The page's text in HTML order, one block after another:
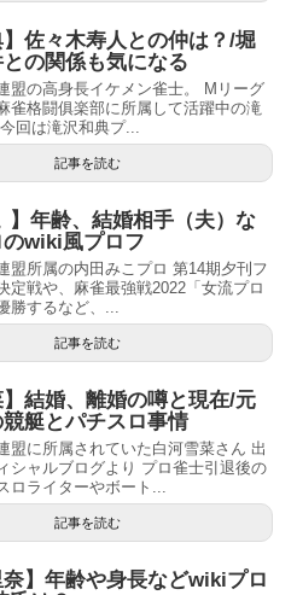
】佐々木寿人との仲は？/堀
の関係も気になる
盟の高身長イケメン雀士。 Mリーグ
雀格闘俱楽部に所属して活躍中の滝
回は滝沢和典プ...
記事を読む
】年齢、結婚相手（夫）な
のwiki風プロフ
盟所属の内田みこプロ 第14期夕刊フ
定戦や、麻雀最強戦2022「女流プロ
勝するなど、...
記事を読む
】結婚、離婚の噂と現在/元
艇とパチスロ事情
盟に所属されていた白河雪菜さん 出
シャルブログより プロ雀士引退後の
ロライターやボート...
記事を読む
奈】年齢や身長などwikiプロ